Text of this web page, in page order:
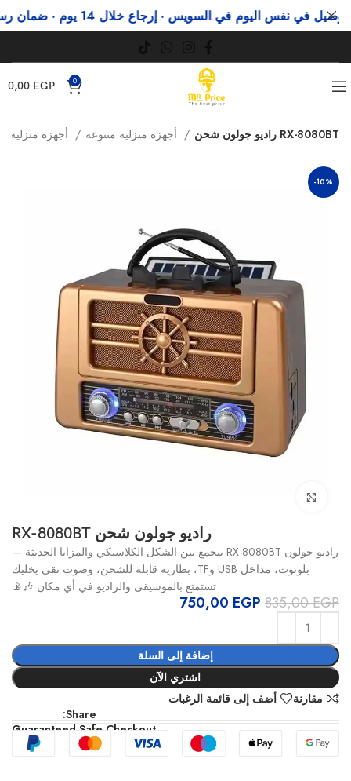
0
0,00 EGP
راديو جولون شحن RX-8080BT
-10%
راديو جولون شحن RX-8080BT
راديو جولون RX-8080BT بيجمع بين الشكل الكلاسيكي والمزايا الحديثة —
بلوتوث، مداخل USB وTF، بطارية قابلة للشحن، وصوت نقي يخليك
تستمتع بالموسيقى والراديو في أي مكان 🎶📡
835,00EGP
750,00 EGP
إضافة إلى السلة
اشتري الآن
مقارنة
أضف إلى قائمة الرغبات
Share:
Guaranteed Safe Checkout
في نفس اليوم في السويس · إرجاع خلال 14 يوم · ضمان رسمي